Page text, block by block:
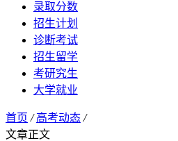
录取分数
招生计划
诊断考试
招生留学
考研究生
大学就业
首页 / 高考动态 /
文章正文